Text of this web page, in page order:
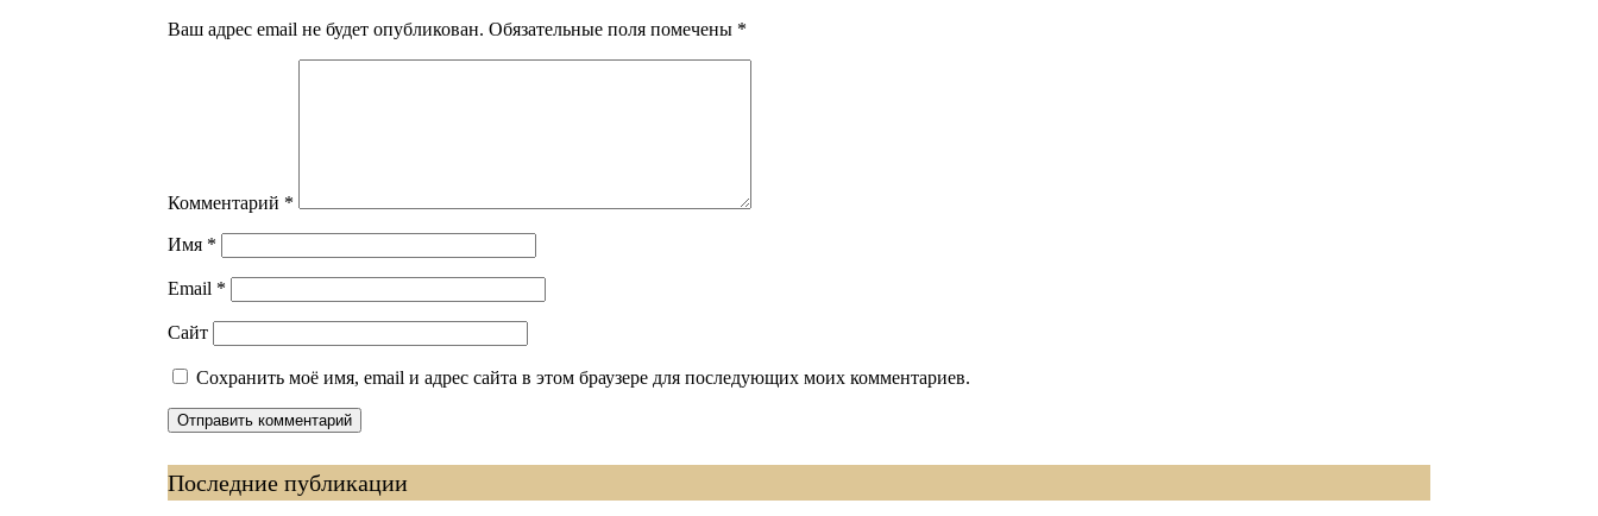
Ваш адрес email не будет опубликован. Обязательные поля помечены *
Комментарий *
Имя *
Email *
Сайт
Сохранить моё имя, email и адрес сайта в этом браузере для последующих моих комментариев.
Последние публикации